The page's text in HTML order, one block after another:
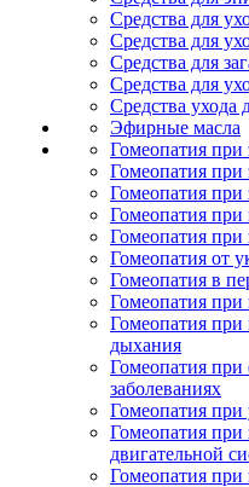
Средства для
Средства для
Средства для
Средства для
Средства ухода
Эфирные масла
Гомеопатия при
Гомеопатия
Гомеопатия при
Гомеопатия при
Гомеопатия
Гомеопатия от
Гомеопатия в
Гомеопатия
Гомеопатия при
дыхания
Гомеопатия при
заболеваниях
Гомеопатия при
Гомеопатия при
двигательной
Гомеопатия при